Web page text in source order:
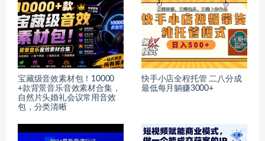
宝藏级音效素材包！10000
+款背景音乐音效素材合集，
自然片头婚礼会议常用音效
包，分类清晰
快手小店全程托管 二八分成
最低每月躺赚3000+